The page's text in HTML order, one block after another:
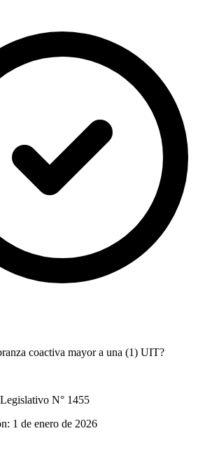
coactiva mayor a una (1) UIT?
N° 1455
1 de enero de 2026